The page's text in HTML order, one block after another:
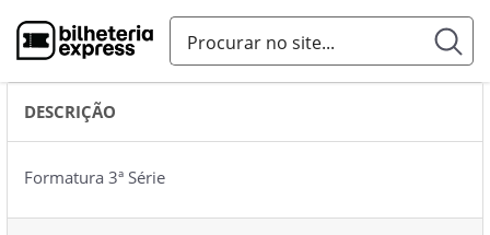
DESCRIÇÃO
Formatura 3ª Série